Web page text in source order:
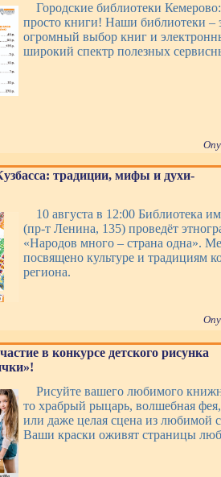
Городские библиотеки
просто книги! Наши библиотеки –
огромный выбор книг и
широкий спектр полезных
традиции, мифы и духи-
10 августа в 12:00 Библиотека
(пр-т Ленина, 135) проведёт
«Народов много – страна одна».
посвящено культуре и традициям
региона.
в конкурсе детского рисунка
Рисуйте вашего любимого
то храбрый рыцарь, волшебная
или даже целая сцена из любимой
Ваши краски оживят страницы